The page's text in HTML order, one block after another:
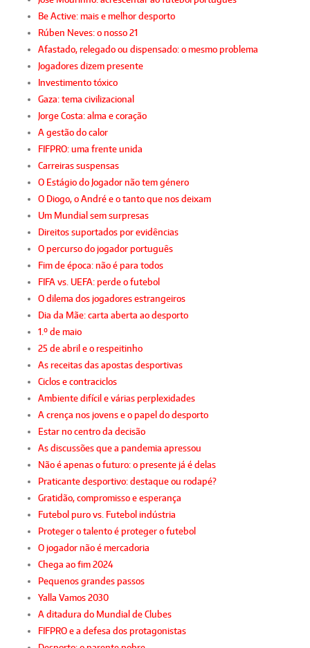
Be Active: mais e melhor desporto
Rúben Neves: o nosso 21
Afastado, relegado ou dispensado: o mesmo problema
Jogadores dizem presente
Investimento tóxico
Gaza: tema civilizacional
Jorge Costa: alma e coração
A gestão do calor
FIFPRO: uma frente unida
Carreiras suspensas
O Estágio do Jogador não tem género
O Diogo, o André e o tanto que nos deixam
Um Mundial sem surpresas
Direitos suportados por evidências
O percurso do jogador português
Fim de época: não é para todos
FIFA vs. UEFA: perde o futebol
O dilema dos jogadores estrangeiros
Dia da Mãe: carta aberta ao desporto
1.º de maio
25 de abril e o respeitinho
As receitas das apostas desportivas
Ciclos e contraciclos
Ambiente difícil e várias perplexidades
A crença nos jovens e o papel do desporto
Estar no centro da decisão
As discussões que a pandemia apressou
Não é apenas o futuro: o presente já é delas
Praticante desportivo: destaque ou rodapé?
Gratidão, compromisso e esperança
Futebol puro vs. Futebol indústria
Proteger o talento é proteger o futebol
O jogador não é mercadoria
Chega ao fim 2024
Pequenos grandes passos
Yalla Vamos 2030
A ditadura do Mundial de Clubes
FIFPRO e a defesa dos protagonistas